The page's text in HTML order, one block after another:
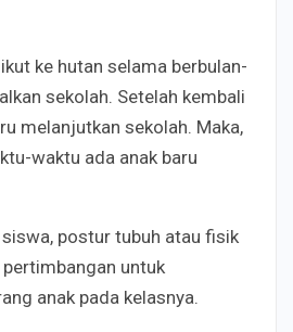
ke hutan selama berbulan-
sekolah. Setelah kembali
melanjutkan sekolah. Maka,
waktu ada anak baru
postur tubuh atau fisik
untuk
anak pada kelasnya.